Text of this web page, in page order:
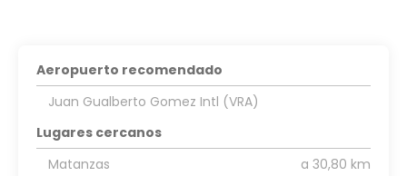
Aeropuerto recomendado
Juan Gualberto Gomez Intl (VRA)
Lugares cercanos
Matanzas
a 30,80 km